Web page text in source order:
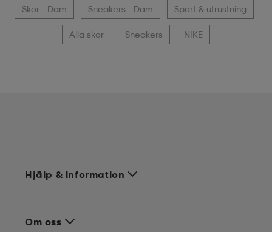
Skor - Dam Sneakers - Dam Sport & utrustning
Alla skor Sneakers NIKE
Hjälp & information
Om oss